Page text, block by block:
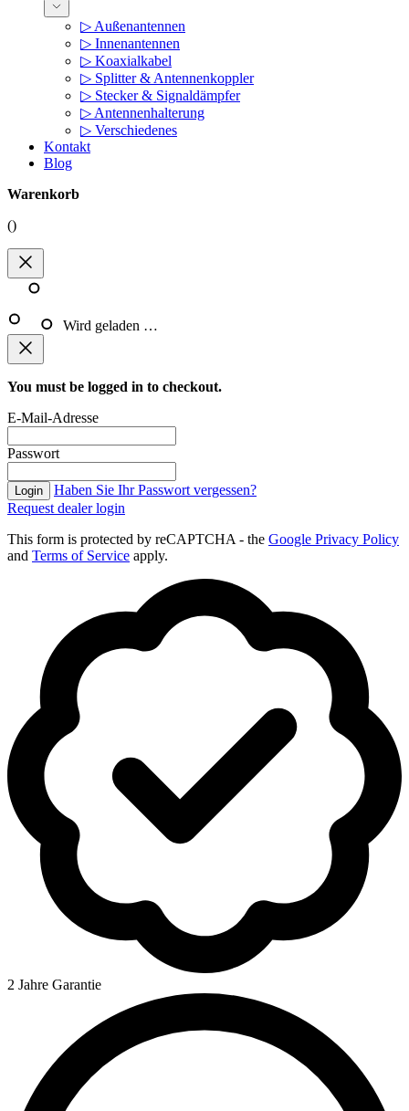
▷ Außenantennen
▷ Innenantennen
▷ Koaxialkabel
▷ Splitter & Antennenkoppler
▷ Stecker & Signaldämpfer
▷ Antennenhalterung
▷ Verschiedenes
Kontakt
Blog
Warenkorb
()
Wird geladen …
You must be logged in to checkout.
E-Mail-Adresse
Passwort
Login
Haben Sie Ihr Passwort vergessen?
Request dealer login
This form is protected by reCAPTCHA - the Google Privacy Policy
and Terms of Service apply.
2 Jahre Garantie